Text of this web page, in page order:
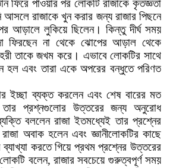
ফিরে পাওয়ার পর লোকটি রাজাকে কৃতজ্ঞতা
আসলে রাজাকে খুন করার জন্য রাজার পিছনে
আড়ালে লুকিয়ে ছিলেন। কিন্তু দীর্ঘ সময়
ফিরছেন না থেকে ঝোপের আড়াল থেকে
তাকে জখম করে। এভাবে লোকটির সাথে
হল এবং তারা একে অপরের বন্ধুতে পরিণত
ইচ্ছা ব্যক্ত করলেন এবং শেষ বারের মত
তার প্রশ্নগুলোর উত্তরের জন্য অনুরোধ
বললেন রাজা ইতমধ্যেই তার প্রশ্নের
অবাক হলেন এবং জ্ঞানীলোকটির কাছে
করতে গিয়ে প্রথম প্রশ্নের উত্তরের
লোকটি বলেন,রাজার সবচেয়ে গুরুত্বপূর্ণ সময়